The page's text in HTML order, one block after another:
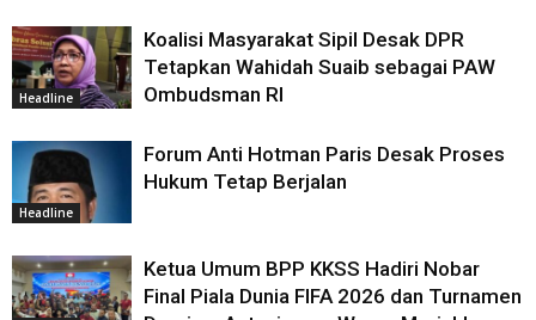
Headline
Koalisi Masyarakat Sipil Desak DPR
Tetapkan Wahidah Suaib sebagai PAW
Ombudsman RI
Headline
Forum Anti Hotman Paris Desak Proses
Hukum Tetap Berjalan
Ketua Umum BPP KKSS Hadiri Nobar
Final Piala Dunia FIFA 2026 dan Turnamen